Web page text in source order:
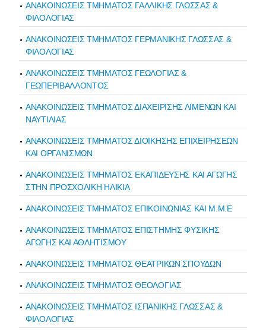
ΑΝΑΚΟΙΝΩΣΕΙΣ ΤΜΗΜΑΤΟΣ ΓΑΛΛΙΚΗΣ ΓΛΩΣΣΑΣ &
ΦΙΛΟΛΟΓΙΑΣ
ΑΝΑΚΟΙΝΩΣΕΙΣ ΤΜΗΜΑΤΟΣ ΓΕΡΜΑΝΙΚΗΣ ΓΛΩΣΣΑΣ &
ΦΙΛΟΛΟΓΙΑΣ
ΑΝΑΚΟΙΝΩΣΕΙΣ ΤΜΗΜΑΤΟΣ ΓΕΩΛΟΓΙΑΣ &
ΓΕΩΠΕΡΙΒΑΛΛΟΝΤΟΣ
ΑΝΑΚΟΙΝΩΣΕΙΣ ΤΜΗΜΑΤΟΣ ΔΙΑΧΕΙΡΙΣΗΣ ΛΙΜΕΝΩΝ ΚΑΙ
ΝΑΥΤΙΛΙΑΣ
ΑΝΑΚΟΙΝΩΣΕΙΣ ΤΜΗΜΑΤΟΣ ΔΙΟΙΚΗΣΗΣ ΕΠΙΧΕΙΡΗΣΕΩΝ
ΚΑΙ ΟΡΓΑΝΙΣΜΩΝ
ΑΝΑΚΟΙΝΩΣΕΙΣ ΤΜΗΜΑΤΟΣ ΕΚΑΠΙΔΕΥΣΗΣ ΚΑΙ ΑΓΩΓΗΣ
ΣΤΗΝ ΠΡΟΣΧΟΛΙΚΗ ΗΛΙΚΙΑ
ΑΝΑΚΟΙΝΩΣΕΙΣ ΤΜΗΜΑΤΟΣ ΕΠΙΚΟΙΝΩΝΙΑΣ ΚΑΙ Μ.Μ.Ε
ΑΝΑΚΟΙΝΩΣΕΙΣ ΤΜΗΜΑΤΟΣ ΕΠΙΣΤΗΜΗΣ ΦΥΣΙΚΗΣ
ΑΓΩΓΗΣ ΚΑΙ ΑΘΛΗΤΙΣΜΟΥ
ΑΝΑΚΟΙΝΩΣΕΙΣ ΤΜΗΜΑΤΟΣ ΘΕΑΤΡΙΚΩΝ ΣΠΟΥΔΩΝ
ΑΝΑΚΟΙΝΩΣΕΙΣ ΤΜΗΜΑΤΟΣ ΘΕΟΛΟΓΙΑΣ
ΑΝΑΚΟΙΝΩΣΕΙΣ ΤΜΗΜΑΤΟΣ ΙΣΠΑΝΙΚΗΣ ΓΛΩΣΣΑΣ &
ΦΙΛΟΛΟΓΙΑΣ